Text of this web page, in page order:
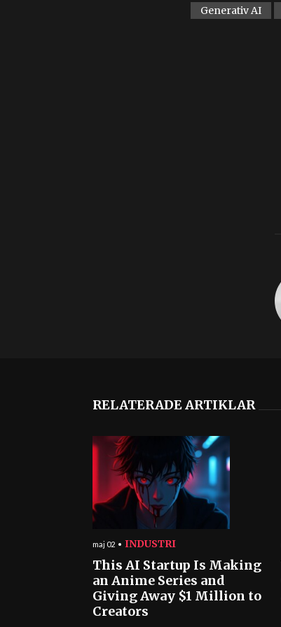
Generativ AI
RELATERADE ARTIKLAR
maj 02 INDUSTRI
This AI Startup Is Making
an Anime Series and
Giving Away $1 Million to
Creators